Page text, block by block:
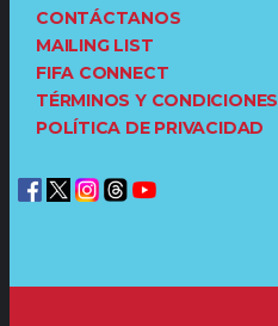
CONTÁCTANOS
MAILING LIST
FIFA CONNECT
TÉRMINOS Y CONDICIONES
POLÍTICA DE PRIVACIDAD